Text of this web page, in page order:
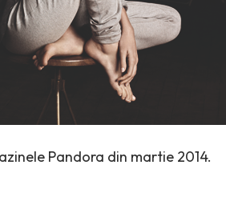
Pandora din martie 2014.